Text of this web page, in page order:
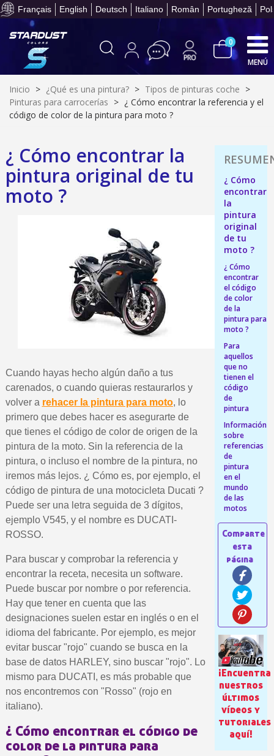
Français English Deutsch Italiano Român Portugheză
Paga en 4 plazos sin
Suscríbete al
Entrega en un
Paga en 4 plazos sin
Obtenga su presupuesto
Comparte tus
Gana puntos de
Devuelve los
5 € de descuento
Cupón de 10 € por
Suscríbete al
Entrega en un
Paga en 4 plazos sin
Obtenga su presupuesto
Comparte tus
Gana puntos de
Devuelve los
5 € de descuento
Cupón de 10 € por
Suscríbete al
Suscríbete al
Entrega en un
Paga en 4 plazos sin
Obtenga su presupuesto
0
MENÚ
Inicio > ¿Qué es una pintura? > Tipos de pinturas coche >
Pinturas para carrocerías > ¿ Cómo encontrar la referencia y el
código de color de la pintura para moto ?
¿ Cómo encontrar la
pintura original de tu
moto ?
Cuando hayas hecho algún daño a tus
carenados, o cuando quieras restaurarlos y
volver a rehacer la pintura para moto, lo
primero que debes hacer es asegurarte de
que tienes el código de color de origen de la
pintura de la moto. Sin la referencia de la
pintura, o incluso el nombre de la pintura, no
iremos más lejos. ¿ Cómo es, por ejemplo, el
código de pintura de una motocicleta Ducati ?
Puede ser una letra seguida de 3 dígitos,
ejemplo V545, y el nombre es DUCATI-
ROSSO.
Para buscar y comprobar la referencia y
encontrar la receta, necesita un software.
Puede buscar por nombre o por referencia.
Hay que tener en cuenta que las
designaciones suelen estar en inglés o en el
idioma del fabricante. Por ejemplo, es mejor
evitar buscar "rojo" cuando se busca en la
base de datos HARLEY, sino buscar "rojo". Lo
mismo para DUCATI, es más probable que
nos encontremos con "Rosso" (rojo en
italiano).
¿ Cómo encontrar el código de
color de la pintura para
¿ Cómo
encontrar
la
pintura
original
de tu
moto ?
¿ Cómo
encontrar
el código
de color
de la
pintura para
moto ?
Para
aquellos
que no
tienen el
código
de
pintura
Información
sobre
referencias
de
pintura
en el
mundo
de las
motos
¡Encuentra
nuestros
últimos
vídeos y
tutoriales
aquí!